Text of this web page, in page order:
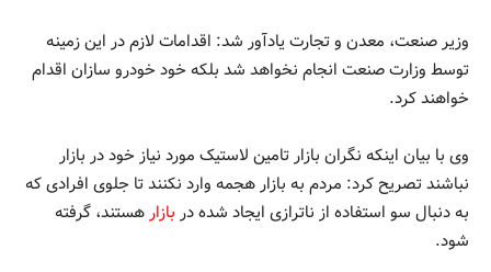
وزیر صنعت، معدن و تجارت یادآور شد: اقدامات لازم در این زمینه
توسط وزارت صنعت انجام نخواهد شد بلکه خود خودرو سازان اقدام
خواهند کرد.
وی با بیان اینکه نگران بازار تامین لاستیک مورد نیاز خود در بازار
نباشند تصریح کرد: مردم به بازار هجمه وارد نکنند تا جلوی افرادی که
به دنبال سو استفاده از ناترازی ایجاد شده در بازارهستند، گرفته
شود.